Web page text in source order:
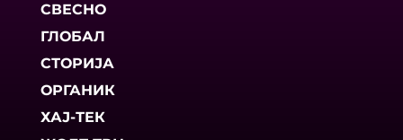
СВЕСНО
ГЛОБАЛ
СТОРИЈА
ОРГАНИК
ХАЈ-ТЕК